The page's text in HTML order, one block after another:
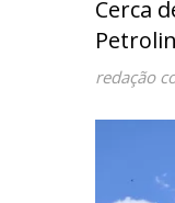
Cerca
redação